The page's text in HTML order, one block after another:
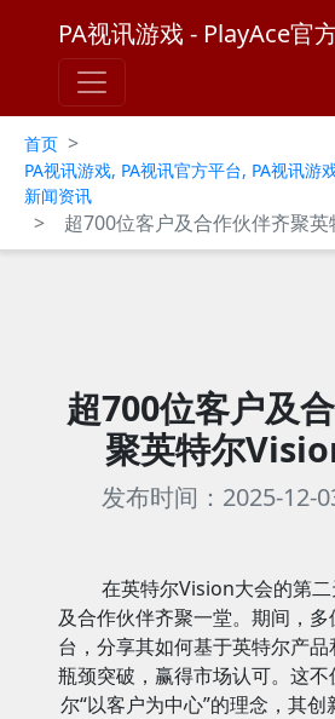
PA视讯游戏 - PlayAce官
首页 >
PA视讯游戏, PA视讯官方平台, PA视讯游
新闻资讯
> 超700位客户及合作伙伴齐聚
超700位客户及
聚英特尔
发布时间：2025-12-
在英特尔Vision大会的第
及合作伙伴齐聚一堂。期间，
台，分享其如何基于英特尔产
瓶颈突破，赢得市场认可。这
尔“以客户为中心”的理念，其